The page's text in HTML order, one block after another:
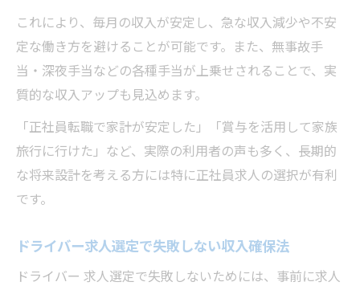
これにより、毎月の収入が安定し、急な収入減少や不安
定な働き方を避けることが可能です。また、無事故手
当・深夜手当などの各種手当が上乗せされることで、実
質的な収入アップも見込めます。
「正社員転職で家計が安定した」「賞与を活用して家族
旅行に行けた」など、実際の利用者の声も多く、長期的
な将来設計を考える方には特に正社員求人の選択が有利
です。
ドライバー求人選定で失敗しない収入確保法
ドライバー 求人選定で失敗しないためには、事前に求人